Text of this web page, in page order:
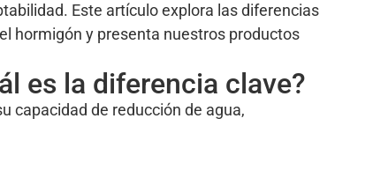
Este artículo explora las diferencias
hormigón y presenta nuestros productos
es la diferencia clave?
capacidad de reducción de agua,